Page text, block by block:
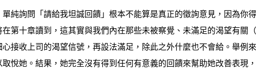
單純詢問「請給我坦誠回饋」根本不能算是真正的徵詢意見，因為你
在第十章讀到，這其實與我們內在那些未被察覺、未滿足的渴望有關
心接收上司的渴望信號，再設法滿足，除此之外什麼也不會給。舉例
取悅她。結果，她完全沒有得到任何有意義的回饋來幫助她改善表現